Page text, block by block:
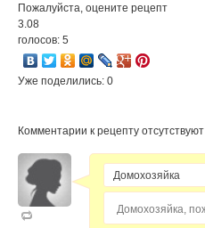
Пожалуйста, оцените рецепт
3.08
голосов: 5
Уже поделились: 0
Комментарии к рецепту отсутствуют